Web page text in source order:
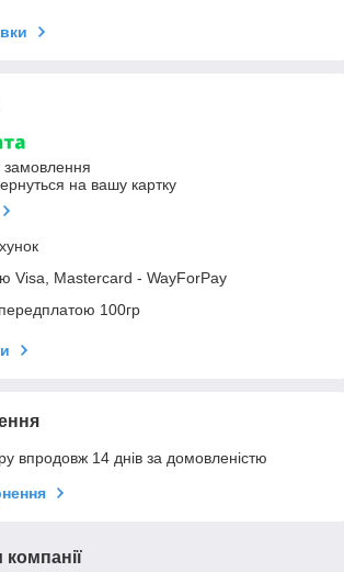
замовлення
на вашу картку
Visa, Mastercard - WayForPay
100гр
впродовж 14 днів за домовленістю
компанії